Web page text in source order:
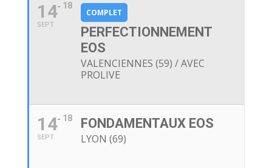
14
SEPT
18
COMPLET
PERFECTIONNEMENT
EOS
VALENCIENNES (59) / AVEC
PROLIVE
14
SEPT
18 FONDAMENTAUX EOS
LYON (69)